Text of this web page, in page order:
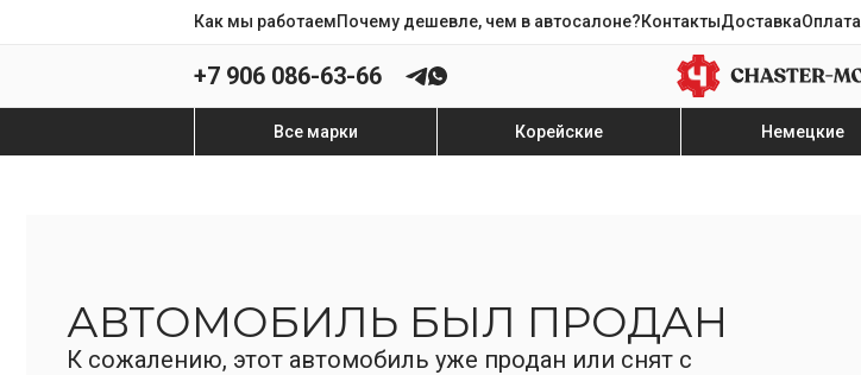
Как мы работаемПочему дешевле, чем в автосалоне?КонтактыДоставкаОплата
+7 906 086-63-66
Все марки Корейские Немецкие
АВТОМОБИЛЬ БЫЛ ПРОДАН
К сожалению, этот автомобиль уже продан или снят с